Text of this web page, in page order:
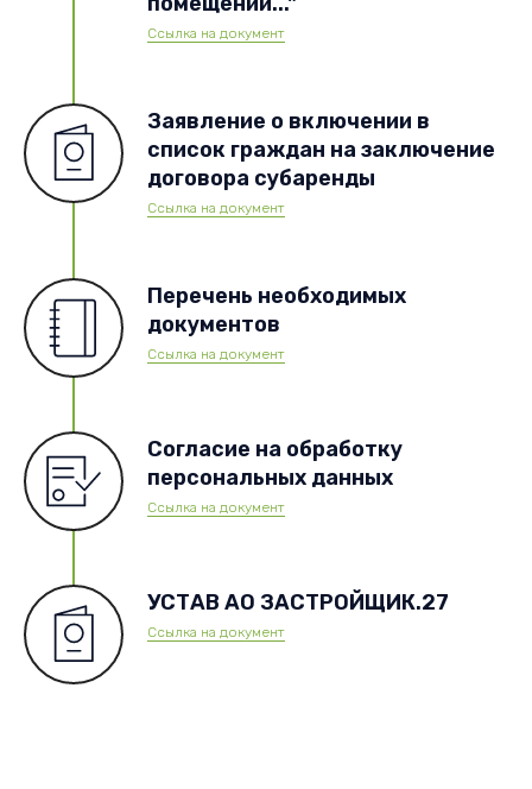
Ссылка на документ
Заявление о включении в
список граждан на заключение
договора субаренды
Ссылка на документ
Перечень необходимых
документов
Ссылка на документ
Согласие на обработку
персональных данных
Ссылка на документ
УСТАВ АО ЗАСТРОЙЩИК.27
Ссылка на документ